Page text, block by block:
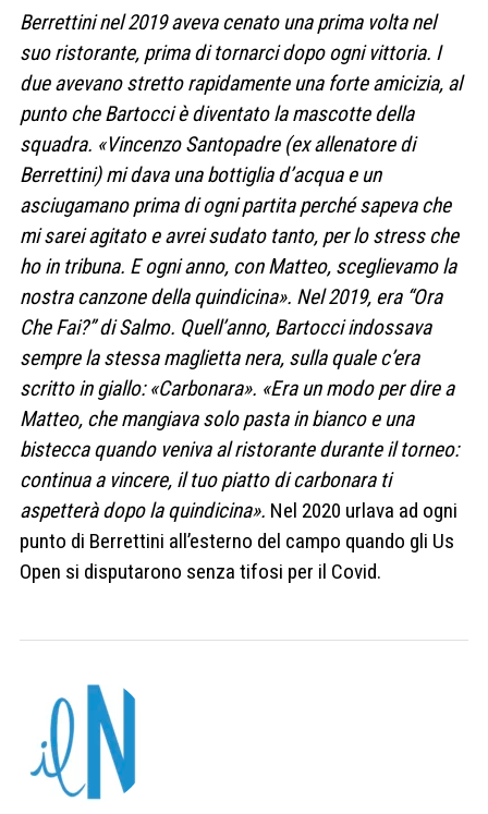
Berrettini nel 2019 aveva cenato una prima volta nel
suo ristorante, prima di tornarci dopo ogni vittoria. I
due avevano stretto rapidamente una forte amicizia, al
punto che Bartocci è diventato la mascotte della
squadra. «Vincenzo Santopadre (ex allenatore di
Berrettini) mi dava una bottiglia d’acqua e un
asciugamano prima di ogni partita perché sapeva che
mi sarei agitato e avrei sudato tanto, per lo stress che
ho in tribuna. E ogni anno, con Matteo, sceglievamo la
nostra canzone della quindicina». Nel 2019, era “Ora
Che Fai?” di Salmo. Quell’anno, Bartocci indossava
sempre la stessa maglietta nera, sulla quale c’era
scritto in giallo: «Carbonara». «Era un modo per dire a
Matteo, che mangiava solo pasta in bianco e una
bistecca quando veniva al ristorante durante il torneo:
continua a vincere, il tuo piatto di carbonara ti
aspetterà dopo la quindicina». Nel 2020 urlava ad ogni
punto di Berrettini all’esterno del campo quando gli Us
Open si disputarono senza tifosi per il Covid.